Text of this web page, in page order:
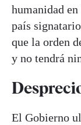
humanidad en
país
que la orden
y no tendrá
El Gobierno